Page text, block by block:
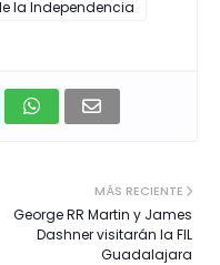
la Independencia
MÁS RECIENTE
George RR Martin y James
Dashner visitarán la FIL
Guadalajara